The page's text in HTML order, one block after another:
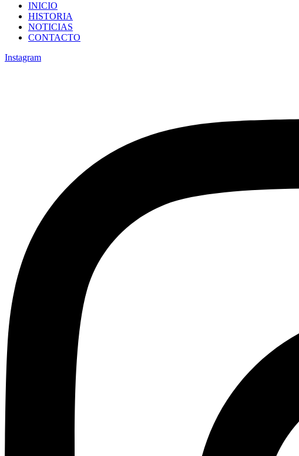
INICIO
HISTORIA
NOTICIAS
CONTACTO
Instagram